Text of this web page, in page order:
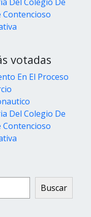
Contencioso
votadas
En El Proceso
Del Colegio De
Contencioso
Buscar